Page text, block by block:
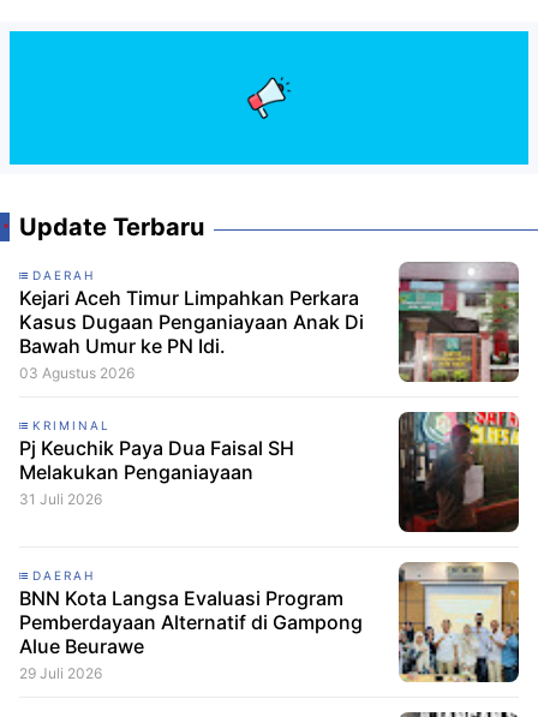
Update Terbaru
DAERAH
Kejari Aceh Timur Limpahkan Perkara
Kasus Dugaan Penganiayaan Anak Di
Bawah Umur ke PN Idi.
03 Agustus 2026
KRIMINAL
Pj Keuchik Paya Dua Faisal SH
Melakukan Penganiayaan
31 Juli 2026
DAERAH
BNN Kota Langsa Evaluasi Program
Pemberdayaan Alternatif di Gampong
Alue Beurawe
29 Juli 2026